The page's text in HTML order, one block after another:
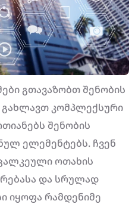
გთავაზობთ შენობის
გახლავთ კომპლექსური
შენობის
ელემენტებს. ჩვენ
ოთახის
და სრულად
იყოფა რამდენიმე